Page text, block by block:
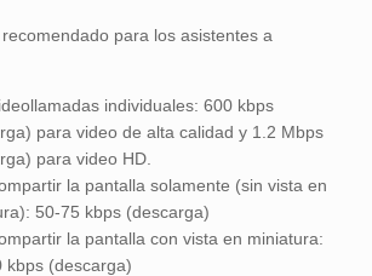
para los asistentes a
individuales: 600 kbps
para video de alta calidad y 1.2 Mbps
para video HD.
la pantalla solamente (sin vista en
50-75 kbps (descarga)
la pantalla con vista en miniatura:
kbps (descarga)